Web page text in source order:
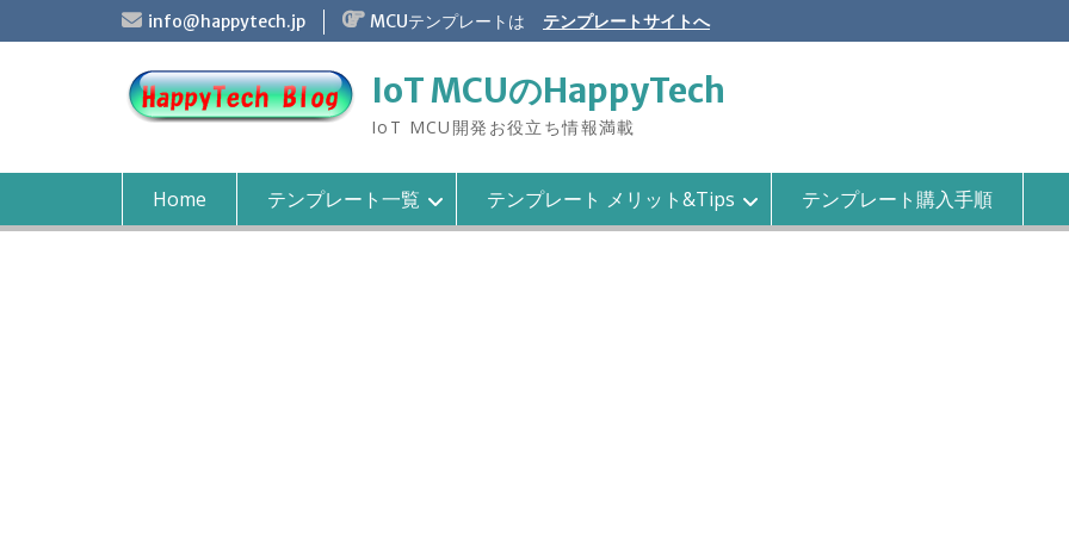
k
t
info@happytech.jp MCUテンプレートは テンプレートサイトへ
IoT MCUのHappyTech
IoT MCU開発お役立ち情報満載
Home テンプレート一覧 テンプレート メリット&Tips テンプレート購入手順